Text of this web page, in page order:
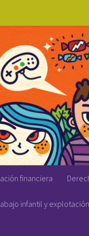
financiera
infantil y explotación